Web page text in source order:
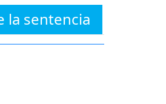
la sentencia